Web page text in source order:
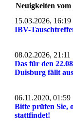
Neuigkeiten
15.03.2026, 16:19
IBV-
08.02.2026, 21:11
Das für den
Duisburg fällt aus
06.11.2020, 01:59
Bitte prüfen Sie,
stattfindet!